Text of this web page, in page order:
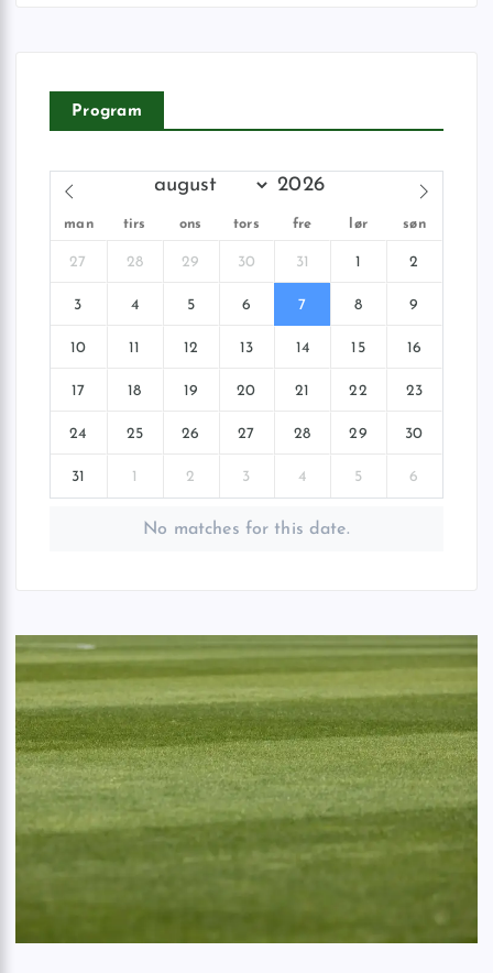
Program
man tirs ons tors fre lør søn
27 28 29 30 31 1 2
3 4 5 6 7 8 9
10 11 12 13 14 15 16
17 18 19 20 21 22 23
24 25 26 27 28 29 30
31 1 2 3 4 5 6
No matches for this date.